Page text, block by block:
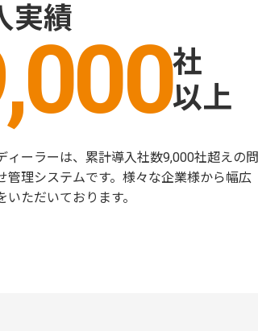
実績
社
以上
ィーラーは、累計導入社数9,000社超えの問
管理システムです。様々な企業様から幅広
いただいております。